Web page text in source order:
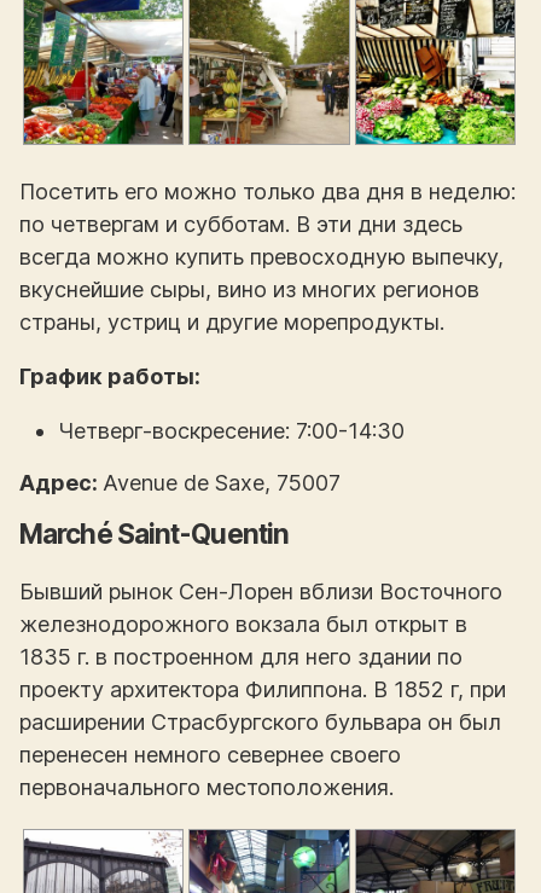
Посетить его можно только два дня в неделю:
по четвергам и субботам. В эти дни здесь
всегда можно купить превосходную выпечку,
вкуснейшие сыры, вино из многих регионов
страны, устриц и другие морепродукты.
График работы:
Четверг-воскресение: 7:00-14:30
Адрес: Avenue de Saxe, 75007
Marché Saint-Quentin
Бывший рынок Сен-Лорен вблизи Восточного
железнодорожного вокзала был открыт в
1835 г. в построенном для него здании по
проекту архитектора Филиппона. В 1852 г, при
расширении Страсбургского бульвара он был
перенесен немного севернее своего
первоначального местоположения.